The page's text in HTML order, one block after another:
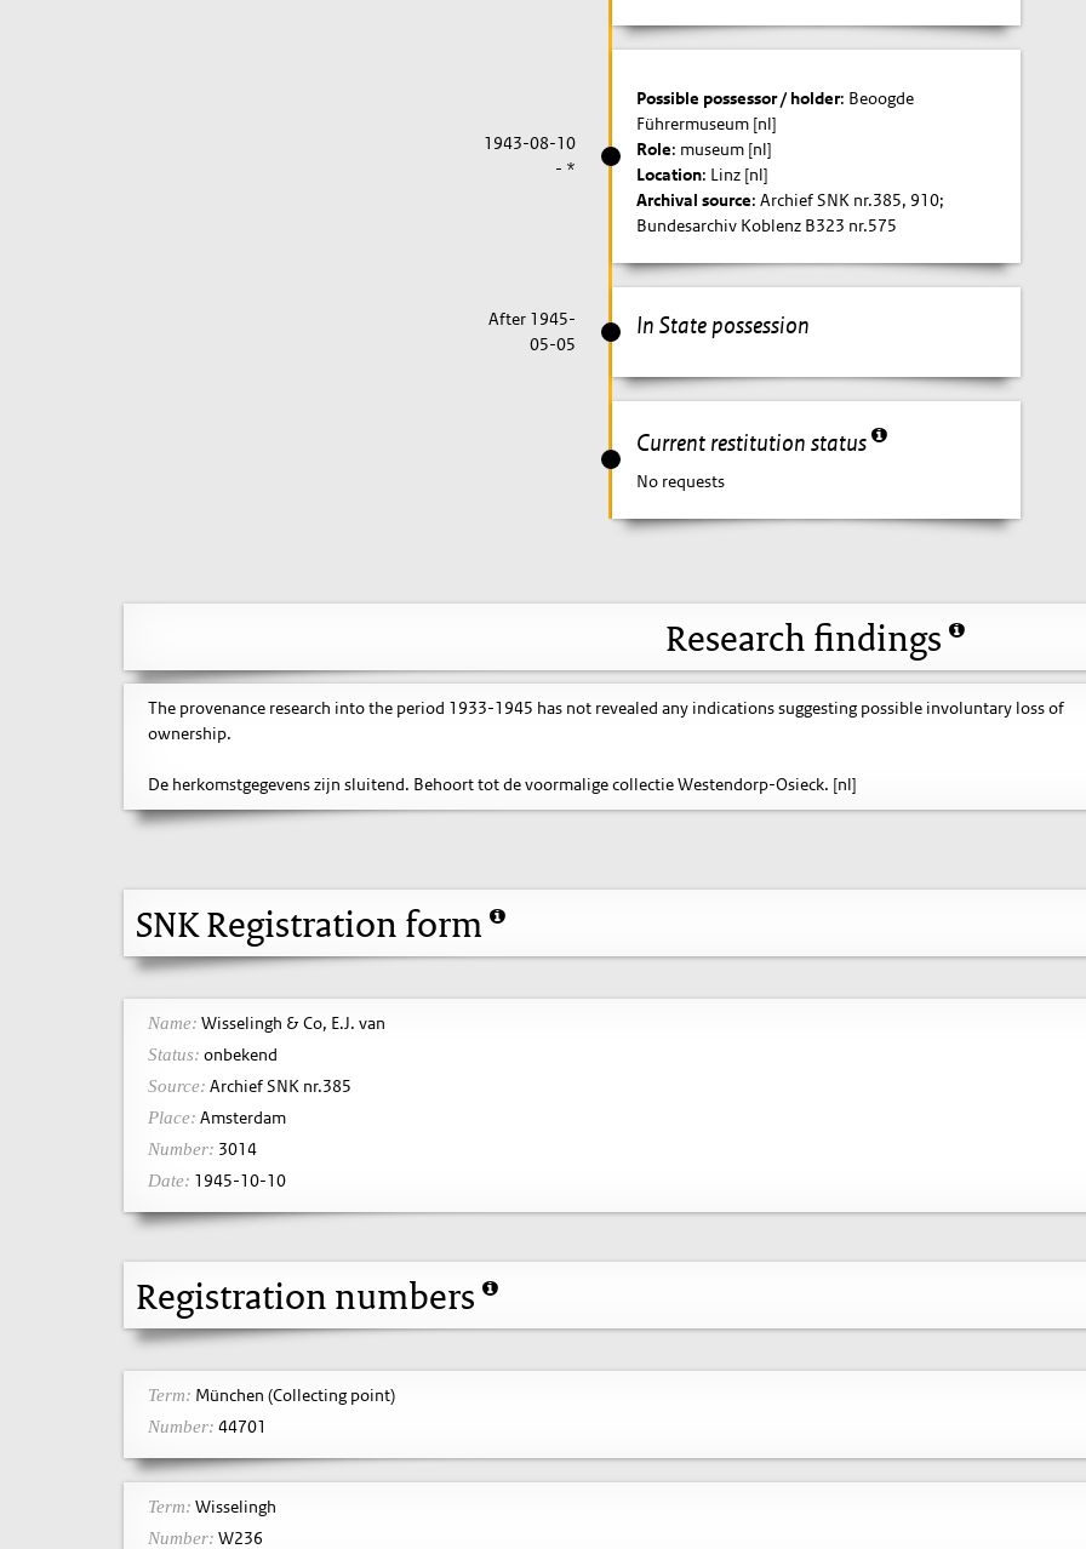
1943-08-10
- *
Possible possessor / holder: Beoogde
Führermuseum [nl]
Role: museum [nl]
Location: Linz [nl]
Archival source: Archief SNK nr.385, 910;
Bundesarchiv Koblenz B323 nr.575
In State possession
After 1945-
05-05
Current restitution status
No requests
Research findings
The provenance research into the period 1933-1945 has not revealed any indications suggesting possible involuntary loss of
ownership.
De herkomstgegevens zijn sluitend. Behoort tot de voormalige collectie Westendorp-Osieck. [nl]
SNK Registration form
Name: Wisselingh & Co, E.J. van
Status: onbekend
Source: Archief SNK nr.385
Place: Amsterdam
Number: 3014
Date: 1945-10-10
Registration numbers
Term: München (Collecting point)
Number: 44701
Term: Wisselingh
Number: W236